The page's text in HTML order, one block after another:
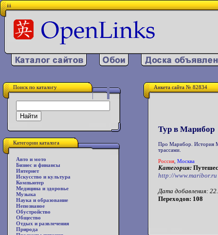
iii
Поиск по каталогу
Категории каталога
Авто и мото
Бизнес и финансы
Интернет
Искусство и культура
Компьютер
Медицина и здоровье
Музыка
Наука и образование
Непознаное
Обустройство
Общество
Отдых и развлечения
Природа
Анкета сайта № 82834
Тур в Марибор
Про Марибор. История
трассами.
Россия Москва
Категория:
http://www.maribor.ru
Дата добавления:
Переходов: 108